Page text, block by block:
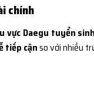
chính
vực Daegu tuyển
tiếp cậnso với nhiều